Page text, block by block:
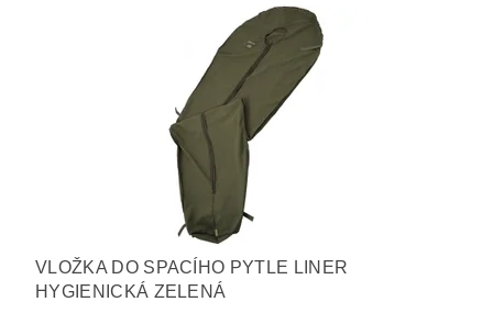
VLOŽKA DO SPACÍHO PYTLE LINER
HYGIENICKÁ ZELENÁ